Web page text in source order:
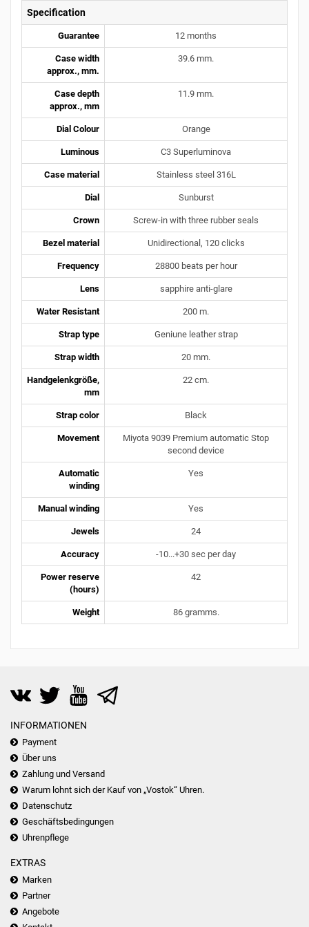
Specification
Guarantee 12 months
Case width
approx., mm.
39.6 mm.
Case depth
approx., mm
11.9 mm.
Dial Colour Orange
Luminous C3 Superluminova
Case material Stainless steel 316L
Dial Sunburst
Crown Screw-in with three rubber seals
Bezel material Unidirectional, 120 clicks
Frequency 28800 beats per hour
Lens sapphire anti-glare
Water Resistant 200 m.
Strap type Geniune leather strap
Strap width 20 mm.
Handgelenkgröße,
mm
22 cm.
Strap color Black
Movement
Miyota 9039 Premium automatic Stop
second device
Automatic
winding
Yes
Manual winding Yes
Jewels 24
Accuracy -10...+30 sec per day
Power reserve
(hours)
42
Weight 86 gramms.
INFORMATIONEN
Payment
Über uns
Zahlung und Versand
Warum lohnt sich der Kauf von „Vostok“ Uhren.
Datenschutz
Geschäftsbedingungen
Uhrenpflege
EXTRAS
Marken
Partner
Angebote